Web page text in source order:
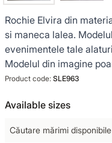
Rochie Elvira din
si maneca lalea.
evenimentele tale
Modelul din imagine
Product code: SLE963
Available sizes
Căutare mărimi disponibile
GARDEROBA DE
TOTUL DE LA -50%